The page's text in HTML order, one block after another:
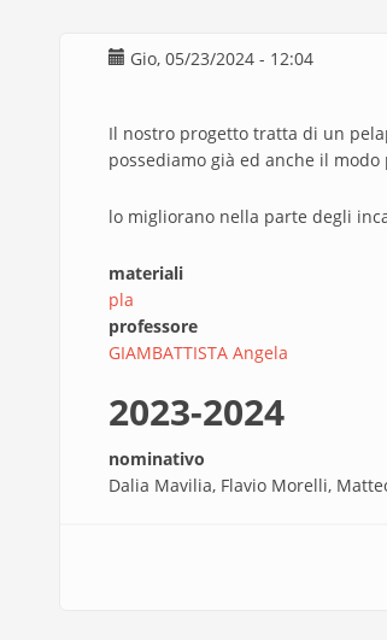
Gio, 05/23/2024 - 12:04
Il nostro progetto tratta di un
possediamo già ed anche il
lo migliorano nella parte degli
materiali
pla
professore
GIAMBATTISTA Angela
2023-2024
nominativo
Dalia Mavilia, Flavio Morelli,